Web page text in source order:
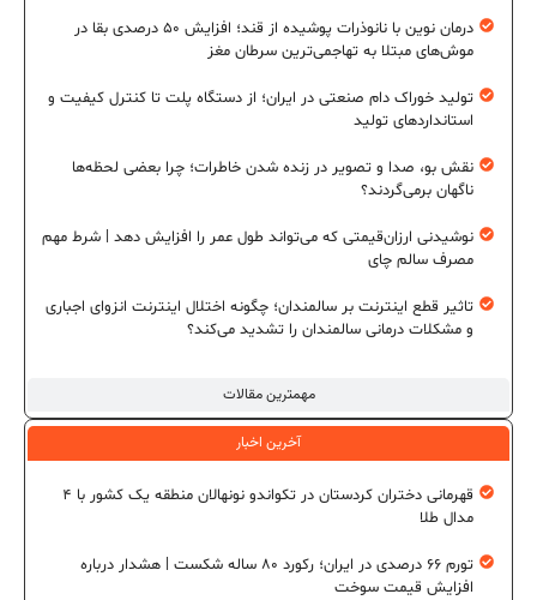
مهمترین مقالات
درمان نوین با نانوذرات پوشیده از قند؛ افزایش ۵۰ درصدی بقا در
موش‌های مبتلا به تهاجمی‌ترین سرطان مغز
تولید خوراک دام صنعتی در ایران؛ از دستگاه پلت تا کنترل کیفیت و
استانداردهای تولید
نقش بو، صدا و تصویر در زنده شدن خاطرات؛ چرا بعضی لحظه‌ها
ناگهان برمی‌گردند؟
نوشیدنی ارزان‌قیمتی که می‌تواند طول عمر را افزایش دهد | شرط مهم
مصرف سالم چای
تاثیر قطع اینترنت بر سالمندان؛ چگونه اختلال اینترنت انزوای اجباری
و مشکلات درمانی سالمندان را تشدید می‌کند؟
آخرین اخبار
قهرمانی دختران کردستان در تکواندو نونهالان منطقه یک کشور با ۴
مدال طلا
تورم ۶۶ درصدی در ایران؛ رکورد ۸۰ ساله شکست | هشدار درباره
افزایش قیمت سوخت